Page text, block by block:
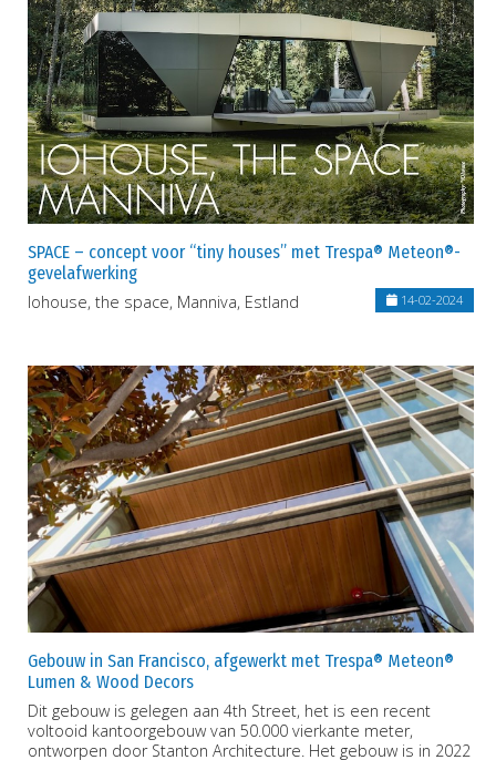
SPACE – concept voor “tiny houses” met Trespa® Meteon®-
gevelafwerking
Iohouse, the space, Manniva, Estland
14-02-2024
Gebouw in San Francisco, afgewerkt met Trespa® Meteon®
Lumen & Wood Decors
Dit gebouw is gelegen aan 4th Street, het is een recent
voltooid kantoorgebouw van 50.000 vierkante meter,
ontworpen door Stanton Architecture. Het gebouw is in 2022